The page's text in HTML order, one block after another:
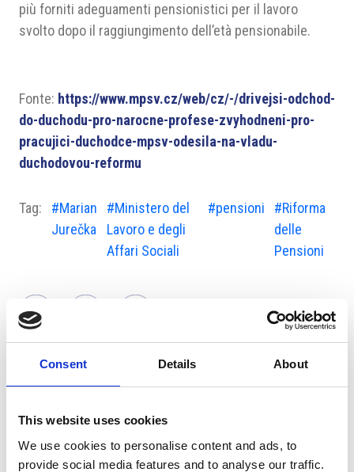
Consent Details About
This website uses cookies
We use cookies to personalise content and ads, to
provide social media features and to analyse our traffic.
più forniti adeguamenti pensionistici per il lavoro
svolto dopo il raggiungimento dell’età pensionabile.
Fonte: https://www.mpsv.cz/web/cz/-/drivejsi-odchod-
do-duchodu-pro-narocne-profese-zvyhodneni-pro-
pracujici-duchodce-mpsv-odesila-na-vladu-
duchodovou-reformu
Tag:
#Marian
Jurečka
#Ministero del
Lavoro e degli
Affari Sociali
#pensioni
#Riforma
delle
Pensioni